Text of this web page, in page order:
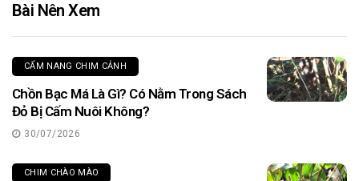
Bài Nên Xem
CẨM NANG CHIM CẢNH
Chồn Bạc Má Là Gì? Có Nằm Trong Sách
Đỏ Bị Cấm Nuôi Không?
30/07/2026
CHIM CHÀO MÀO